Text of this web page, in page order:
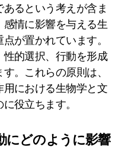
るという考えが含ま
情に影響を与える生
が置かれています。
的選択、行動を形成
。これらの原則は、
における生物学と文
役立ちます。
にどのように影響